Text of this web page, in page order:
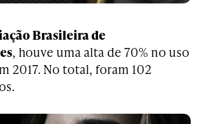
Brasileira de
, houve uma alta de 70% no uso
2017. No total, foram 102